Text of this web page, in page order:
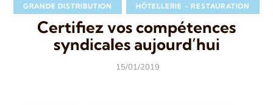
GRANDE DISTRIBUTION HÔTELLERIE - RESTAURATION
Certifiez vos compétences
syndicales aujourd’hui
15/01/2019